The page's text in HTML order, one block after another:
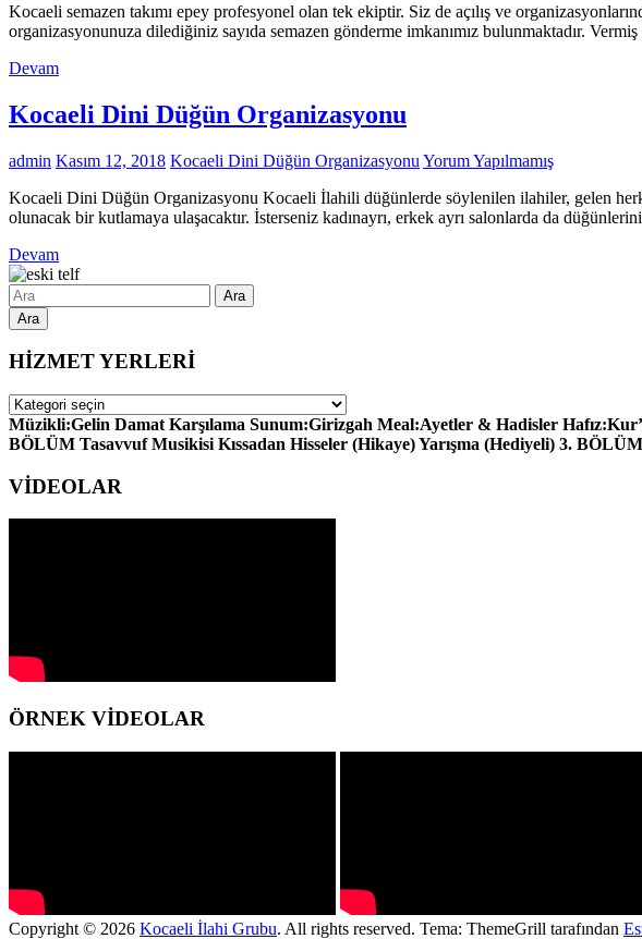
Kocaeli semazen takımı epey profesyonel olan tek ekiptir. Siz de açılış ve
organizasyonunuza dilediğiniz sayıda semazen gönderme imkanımız bulunmaktadır.
Devam
Kocaeli Dini Düğün Organizasyonu
admin Kasım 12, 2018 Kocaeli Dini Düğün Organizasyonu Yorum Yapılmamış
Kocaeli Dini Düğün Organizasyonu Kocaeli İlahili düğünlerde söylenilen ilahiler, gelen
olunacak bir kutlamaya ulaşacaktır. İsterseniz kadınayrı, erkek ayrı salonlarda da
Devam
Ara
HİZMET YERLERİ
HİZMET
YERLERİ
Müzikli:Gelin Damat Karşılama Sunum:Girizgah Meal:Ayetler & Hadisler
BÖLÜM Tasavvuf Musikisi Kıssadan Hisseler (Hikaye) Yarışma (Hediyeli) 3.
VİDEOLAR
ÖRNEK VİDEOLAR
Copyright © 2026 Kocaeli İlahi Grubu. All rights reserved. Tema: ThemeGrill tarafından